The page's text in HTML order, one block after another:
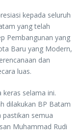
kepada seluruh
yang telah
Pembangunan yang
Baru yang Modern,
dan
luas.
keras selama ini.
dilakukan BP Batam
pastikan semua
Muhammad Rudi